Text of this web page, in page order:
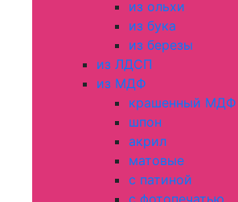
из ольхи
из бука
из березы
из ЛДСП
из МДФ
крашенный МДФ
шпон
акрил
матовые
с патиной